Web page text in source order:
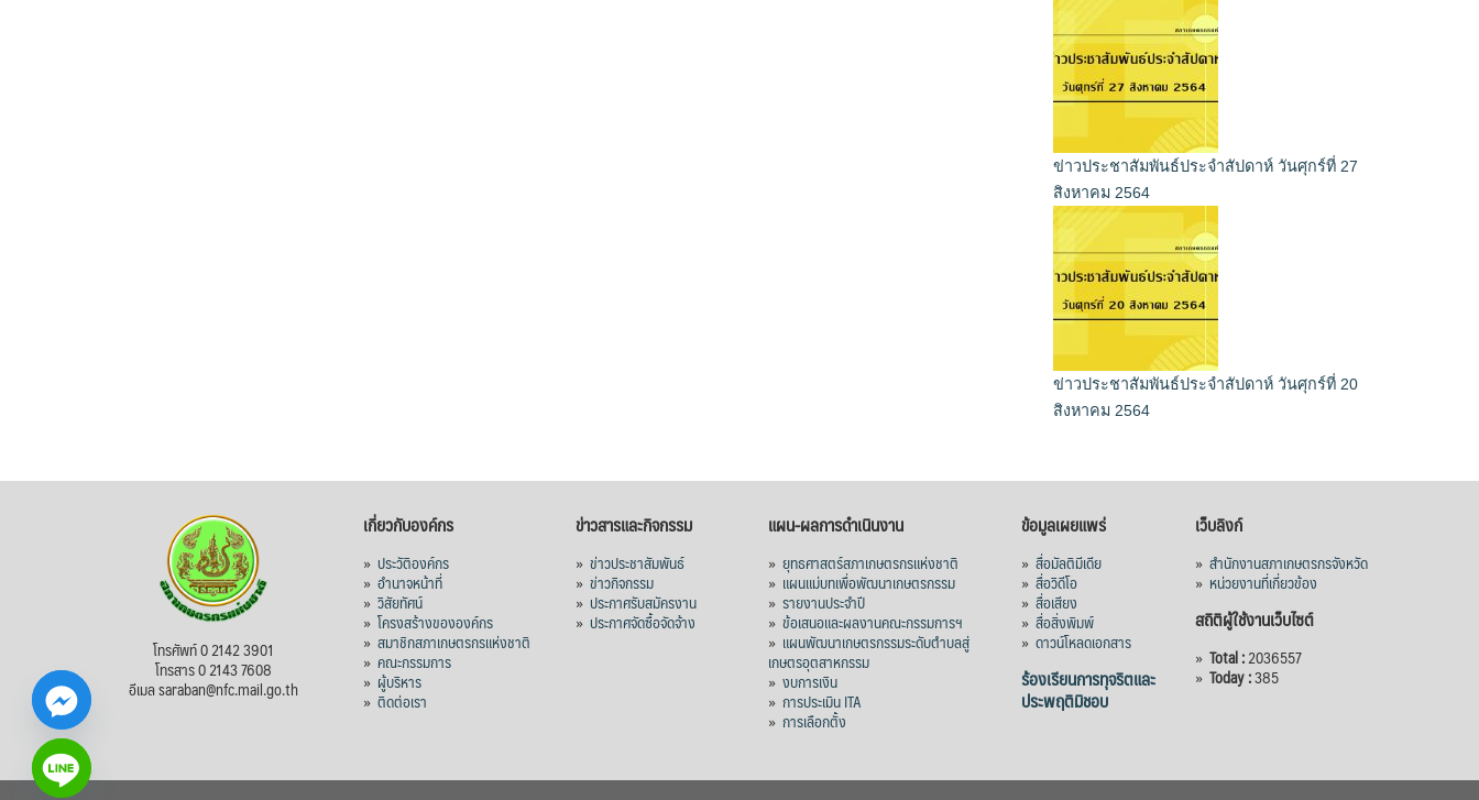
ข่าวประชาสัมพันธ์ประจำสัปดาห์ วันศุกร์ที่ 27
สิงหาคม 2564
ข่าวประชาสัมพันธ์ประจำสัปดาห์ วันศุกร์ที่ 20
สิงหาคม 2564
โทรศัพท์ 0 2142 3901
โทรสาร 0 2143 7608
อีเมล saraban@nfc.mail.go.th
เกี่ยวกับองค์กร
»ประวัติองค์กร
»อำนาจหน้าที่
»วิสัยทัศน์
»โครงสร้างขององค์กร
»สมาชิกสภาเกษตรกรแห่งชาติ
»คณะกรรมการ
» ผู้บริหาร
»ติดต่อเรา
ข่าวสารและกิจกรรม
»ข่าวประชาสัมพันธ์
»ข่าวกิจกรรม
»ประกาศรับสมัครงาน
»ประกาศจัดซื้อจัดจ้าง
แผน-ผลการดำเนินงาน
» ยุทธศาสตร์สภาเกษตรกรแห่งชาติ
» แผนแม่บทเพื่อพัฒนาเกษตรกรรม
» รายงานประจำปี
» ข้อเสนอและผลงานคณะกรรมการฯ
» แผนพัฒนาเกษตรกรรมระดับตำบลสู่
เกษตรอุตสาหกรรม
» งบการเงิน
» การประเมิน ITA
» การเลือกตั้ง
ข้อมูลเผยแพร่
» สื่อมัลติมีเดีย
» สื่อวิดีโอ
» สื่อเสียง
» สื่อสิ่งพิมพ์
» ดาวน์โหลดเอกสาร
ร้องเรียนการทุจริตและ
ประพฤติมิชอบ
เว็บลิงก์
» สำนักงานสภาเกษตรกรจังหวัด
» หน่วยงานที่เกี่ยวข้อง
สถิติผู้ใช้งานเว็บไซต์
» Total :2036557
» Today :385